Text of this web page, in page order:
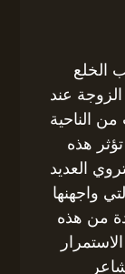
الخلع
عند
من الناحية
تؤثر هذه
العديد
واجهنها
من هذه